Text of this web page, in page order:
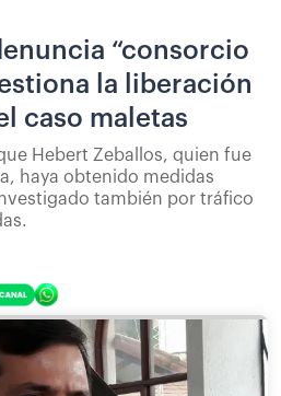
“consorcio
la liberación
caso maletas
Hebert Zeballos, quien fue
haya obtenido medidas
también por tráfico